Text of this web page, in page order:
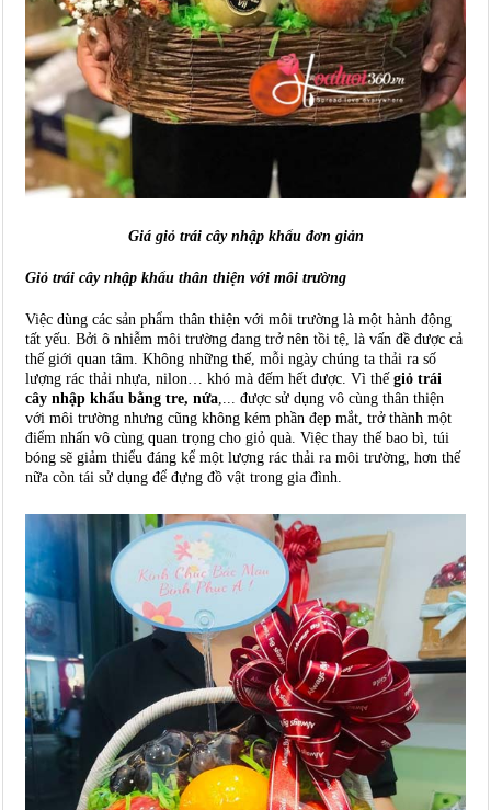
Giá giỏ trái cây nhập khẩu đơn giản
Giỏ trái cây nhập khẩu thân thiện với môi trường
Việc dùng các sản phẩm thân thiện với môi trường là một hành động
tất yếu. Bởi ô nhiễm môi trường đang trở nên tồi tệ, là vấn đề được cả
thế giới quan tâm. Không những thế, mỗi ngày chúng ta thải ra số
lượng rác thải nhựa, nilon… khó mà đếm hết được. Vì thế giỏ trái
cây nhập khẩu bằng tre, nứa ,... được sử dụng vô cùng thân thiện
với môi trường nhưng cũng không kém phần đẹp mắt, trở thành một
điểm nhấn vô cùng quan trọng cho giỏ quà. Việc thay thế bao bì, túi
bóng sẽ giảm thiểu đáng kể một lượng rác thải ra môi trường, hơn thế
nữa còn tái sử dụng để đựng đồ vật trong gia đình.